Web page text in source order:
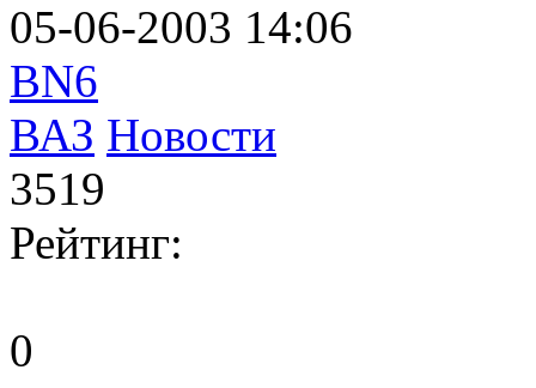
05-06-2003 14:06
BN6
ВАЗ Новости
3519
Рейтинг:
0